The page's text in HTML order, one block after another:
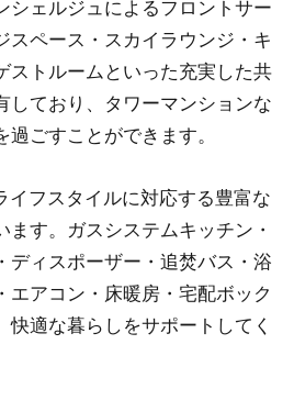
シェルジュによるフロントサー
スペース・スカイラウンジ・キ
ストルームといった充実した共
しており、タワーマンションな
ごすことができます。
イフスタイルに対応する豊富な
す。ガスシステムキッチン・
ディスポーザー・追焚バス・浴
エアコン・床暖房・宅配ボック
快適な暮らしをサポートしてく